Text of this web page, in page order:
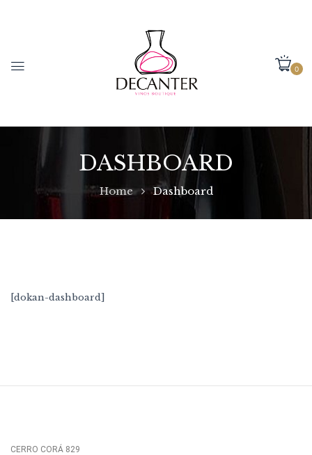
0
DASHBOARD
Home Dashboard
[dokan-dashboard]
CERRO CORÁ 829